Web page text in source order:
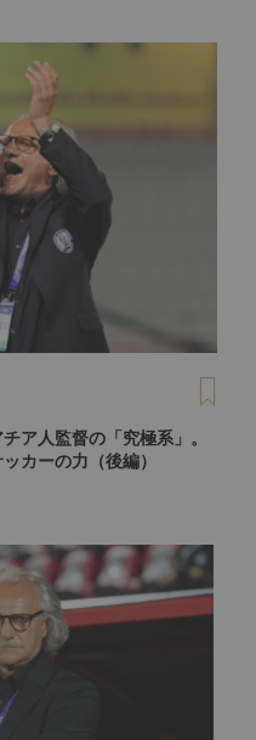
ア人監督の「究極系」。
カーの力（後編）